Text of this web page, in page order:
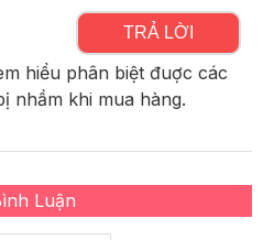
TRẢ LỜI
hiểu phân biệt đuợc các
nhầm khi mua hàng.
Luận